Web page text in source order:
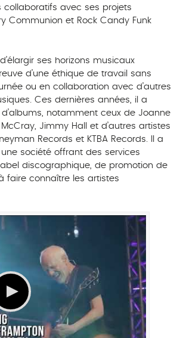
collaboratifs avec ses projets
Communion et Rock Candy Funk
ses horizons musicaux
d’une éthique de travail sans
ou en collaboration avec d’autres
Ces dernières années, il a
notamment ceux de Joanne
Jimmy Hall et d’autres artistes
Records et KTBA Records. Il a
société offrant des services
discographique, de promotion de
faire connaître les artistes